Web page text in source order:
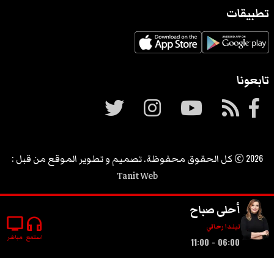
تطبيقات
تابعونا
2026 © كل الحقوق محفوظة. تصميم و تطوير الموقع من قبل :
Tanit Web
أحلى صباح
ليندا رحالي
06:00 - 11:00
headphones
استمع
tv
مباشر